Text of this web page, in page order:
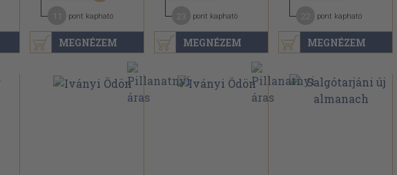
MEGNÉZEM
pont kapható
MEGNÉZEM
pont kapható
MEGNÉZEM
pont kapható